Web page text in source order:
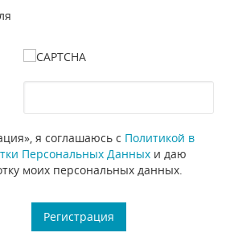
я соглашаюсь с Политикой в
Персональных Данных и даю
моих персональных данных.